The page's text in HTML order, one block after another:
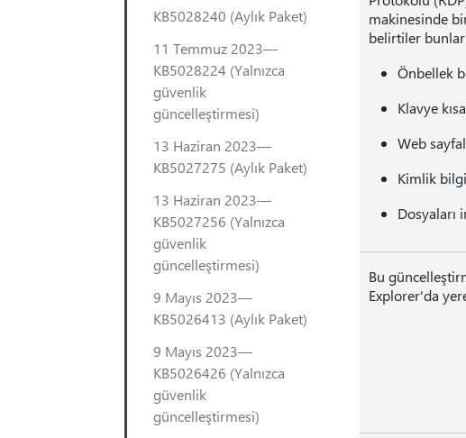
KB5028240 (Aylık Paket)
11 Temmuz 2023—
KB5028224 (Yalnızca
güvenlik
güncelleştirmesi)
13 Haziran 2023—
KB5027275 (Aylık Paket)
13 Haziran 2023—
KB5027256 (Yalnızca
güvenlik
güncelleştirmesi)
9 Mayıs 2023—
KB5026413 (Aylık Paket)
9 Mayıs 2023—
KB5026426 (Yalnızca
güvenlik
güncelleştirmesi)
makinesinde
belirtiler
Önbellek
Klavye
Web
Kimlik
Bu
Explorer'da